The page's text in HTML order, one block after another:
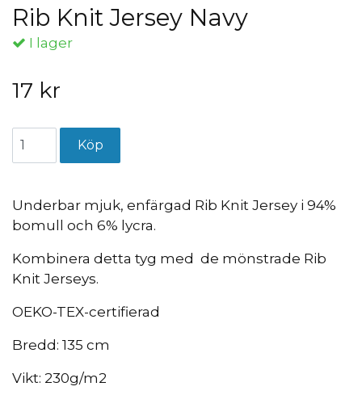
Rib Knit Jersey Navy
I lager
17 kr
Underbar mjuk, enfärgad Rib Knit Jersey i 94%
bomull och 6% lycra.
Kombinera detta tyg med de mönstrade Rib
Knit Jerseys.
OEKO-TEX-certifierad
Bredd: 135 cm
Vikt: 230g/m2